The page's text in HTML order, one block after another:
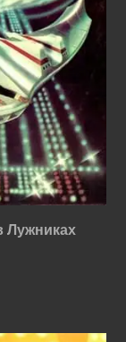
Лужниках